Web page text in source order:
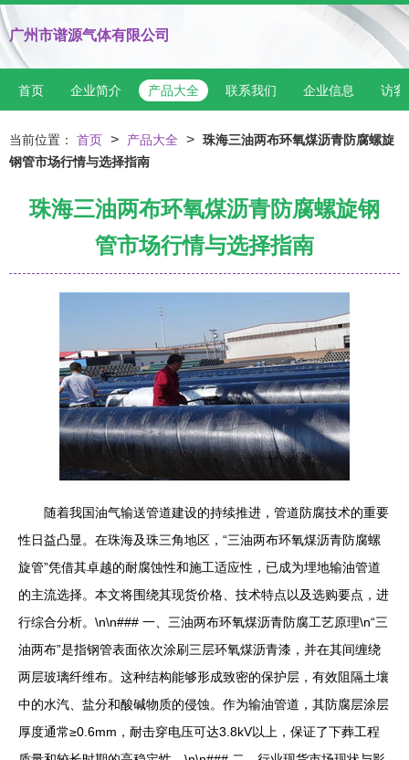
广州市谱源气体有限公司
首页 企业简介 产品大全 联系我们 企业信息 访客
当前位置： 首页 > 产品大全 > 珠海三油两布环氧煤沥青防腐螺旋
钢管市场行情与选择指南
珠海三油两布环氧煤沥青防腐螺旋钢
管市场行情与选择指南
随着我国油气输送管道建设的持续推进，管道防腐技术的重要
性日益凸显。在珠海及珠三角地区，“三油两布环氧煤沥青防腐螺
旋管”凭借其卓越的耐腐蚀性和施工适应性，已成为埋地输油管道
的主流选择。本文将围绕其现货价格、技术特点以及选购要点，进
行综合分析。\n\n### 一、三油两布环氧煤沥青防腐工艺原理\n“三
油两布”是指钢管表面依次涂刷三层环氧煤沥青漆，并在其间缠绕
两层玻璃纤维布。这种结构能够形成致密的保护层，有效阻隔土壤
中的水汽、盐分和酸碱物质的侵蚀。作为输油管道，其防腐层涂层
厚度通常≥0.6mm，耐击穿电压可达3.8kV以上，保证了下葬工程